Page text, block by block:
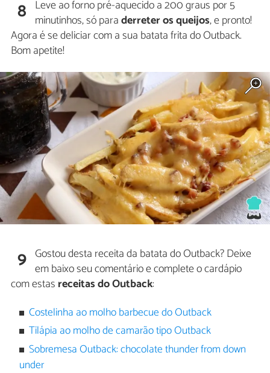
8 Leve ao forno pré-aquecido a 200 graus por 5
minutinhos, só paraderreter os queijos, e pronto!
Agora é se deliciar com a sua batata frita do Outback.
Bom apetite!
9 Gostou desta receita da batata do Outback? Deixe
em baixo seu comentário e complete o cardápio
com estas receitas do Outback:
Costelinha ao molho barbecue do Outback
Tilápia ao molho de camarão tipo Outback
Sobremesa Outback: chocolate thunder from down
under